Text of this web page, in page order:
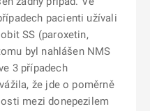
pacienti užívali
SS (paroxetin,
byl nahlášen NMS
3 případech
že jde o poměrně
mezi donepezilem